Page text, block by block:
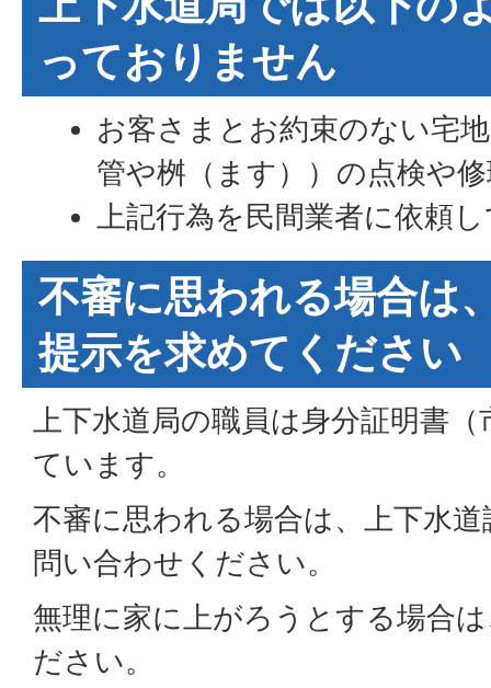
っておりません
お客さまとお約束のない宅
管や桝（ます））の点検や
上記行為を民間業者に依頼
不審に思われる場合は
提示を求めてください
上下水道局の職員は身分証明書
ています。
不審に思われる場合は、上下水
問い合わせください。
無理に家に上がろうとする場合
ださい。